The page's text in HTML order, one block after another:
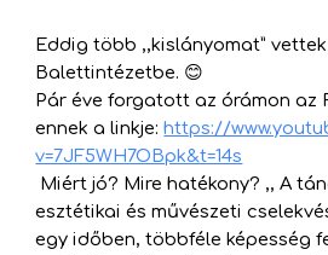
Eddig több ,,kislányomat”
Balettintézetbe. 😊
Pár éve forgatott az órámon az
ennek a linkje:https://
v=7JF5WH7OBpk&t=14s
Miért jó? Mire hatékony? ,, A
esztétikai és művészeti
egy időben, többféle képesség